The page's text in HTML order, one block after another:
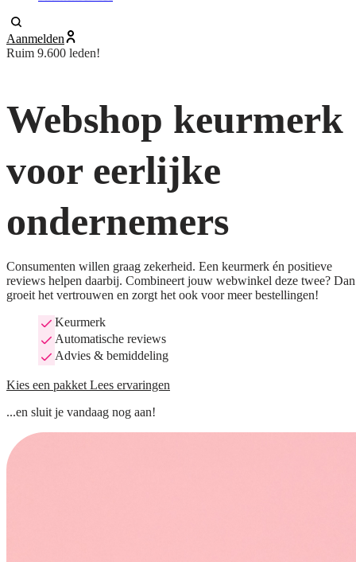
Aanmelden
Ruim 9.600 leden!
Webshop keurmerk
voor eerlijke
ondernemers
Consumenten willen graag zekerheid. Een keurmerk én positieve
reviews helpen daarbij. Combineert jouw webwinkel deze twee? Dan
groeit het vertrouwen en zorgt het ook voor meer bestellingen!
Keurmerk
Automatische reviews
Advies & bemiddeling
Kies een pakket Lees ervaringen
...en sluit je vandaag nog aan!